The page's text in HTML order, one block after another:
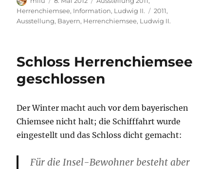
o
p
p
n
h
Li
a I
n
g
er
n
am
Herrenchiemsee, Information, Ludwig II. Schlagwörter
2011,
Ausstellung, Bayern, Herrenchiemsee, Ludwig II.
Schloss Herrenchiemsee
geschlossen
Der Winter macht auch vor dem bayerischen
Chiemsee nicht halt; die Schifffahrt wurde
eingestellt und das Schloss dicht gemacht:
Für die Insel-Bewohner besteht aber